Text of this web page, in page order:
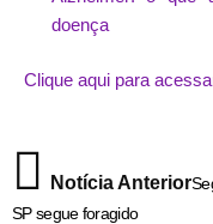
doença
Clique aqui para
Notícia Anterior
SP segue foragido